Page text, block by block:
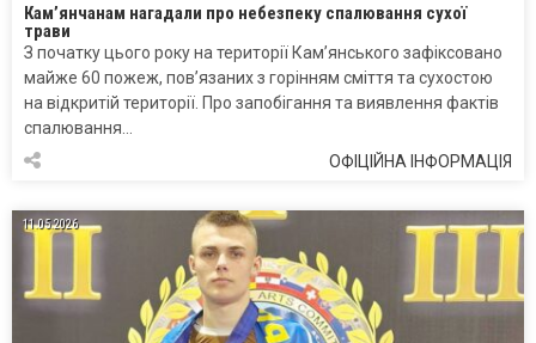
Кам’янчанам нагадали про небезпеку спалювання сухої
трави
З початку цього року на території Кам’янського зафіксовано
майже 60 пожеж, пов’язаних з горінням сміття та сухостою
на відкритій території. Про запобігання та виявлення фактів
спалювання…
ОФІЦІЙНА ІНФОРМАЦІЯ
11.05.2026